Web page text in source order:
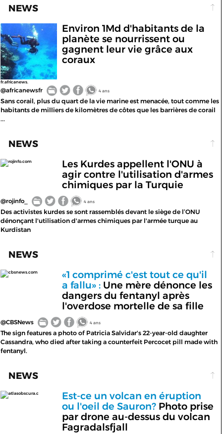
NEWS
fr.africanews.
Environ 1Md d'habitants de la
planète se nourrissent ou
gagnent leur vie grâce aux
coraux
@africanewsfr 4 ans
Sans corail, plus du quart de la vie marine est menacée, tout comme les
habitants de milliers de kilomètres de côtes que les barrières de corail
...
NEWS
rojinfo.com
Les Kurdes appellent l'ONU à
agir contre l'utilisation d'armes
chimiques par la Turquie
@rojinfo_ 4 ans
Des activistes kurdes se sont rassemblés devant le siège de l’ONU
dénonçant l'utilisation d'armes chimiques par l'armée turque au
Kurdistan
NEWS
cbsnews.com
«1 comprimé c'est tout ce qu'il
a fallu» :Une mère dénonce les
dangers du fentanyl après
l'overdose mortelle de sa fille
@CBSNews 4 ans
The sign features a photo of Patricia Salvidar's 22-year-old daughter
Cassandra, who died after taking a counterfeit Percocet pill made with
fentanyl.
NEWS
atlasobscura.c
Est-ce un volcan en éruption
ou l'oeil de Sauron?Photo prise
par drone au-dessus du volcan
Fagradalsfjall